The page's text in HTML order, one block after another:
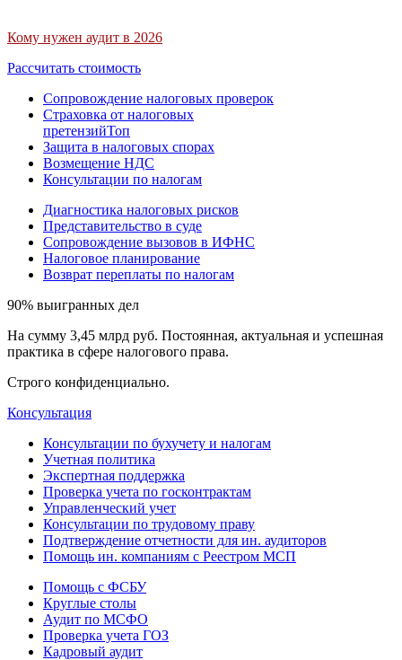
Кому нужен аудит в 2026
Рассчитать стоимость
Сопровождение налоговых проверок
Страховка от налоговых
претензийТоп
Защита в налоговых спорах
Возмещение НДС
Консультации по налогам
Диагностика налоговых рисков
Представительство в суде
Сопровождение вызовов в ИФНС
Налоговое планирование
Возврат переплаты по налогам
90% выигранных дел
На сумму 3,45 млрд руб. Постоянная, актуальная и успешная
практика в сфере налогового права.
Строго конфиденциально.
Консультация
Консультации по бухучету и налогам
Учетная политика
Экспертная поддержка
Проверка учета по госконтрактам
Управленческий учет
Консультации по трудовому праву
Подтверждение отчетности для ин. аудиторов
Помощь ин. компаниям с Реестром МСП
Помощь с ФСБУ
Круглые столы
Аудит по МСФО
Проверка учета ГОЗ
Кадровый аудит